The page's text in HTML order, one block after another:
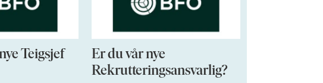
Teigsjef
Er du vår nye
Rekrutteringsansvarlig?